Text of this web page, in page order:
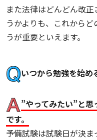
また法律はどんどん改
うかよりも、これから
うが重要といえます。
いつから勉強を始め
”やってみたい”と
です。
予備試験は試験日が決